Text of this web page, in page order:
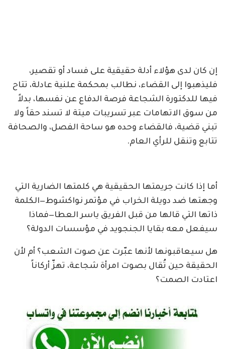
إن كان لدى هؤلاء أدلة حقيقية على فساد أو تقصير،
فليذهبوا إلى القضاء، نطالب بمحكمة علنية عادلة، تتاح
فيها للدكتورة الشجاعة فرصة الدفاع عن نفسها، بدلاً
من سوق الاتهامات عبر تسريبات ميتة لا تسند حقاً ولا
تبني قضية، فالقضاء وحده هو ساحة الفصل، والصحافة
تتابع وتنقل للرأي العام.
أما إذا كانت جريمتها الحقيقية هي كلمتها الضارية التي
وجهتها ضد دويلة الخراب في مؤتمر نواكشوط—الكلمة
ذاتها التي قالها من قبل الفريق ياسر العطا—فماذا
سيفعل معه بقايا الجنجويد في مؤسسات الدولة؟
هل سيعاقبونها لأنها عبّرت عن صوت الشعب؟ أم لأن
الحقيقة حين تُقال بصوت امرأة شجاعة، تهزّ أركاناً
اعتادت الصمت؟